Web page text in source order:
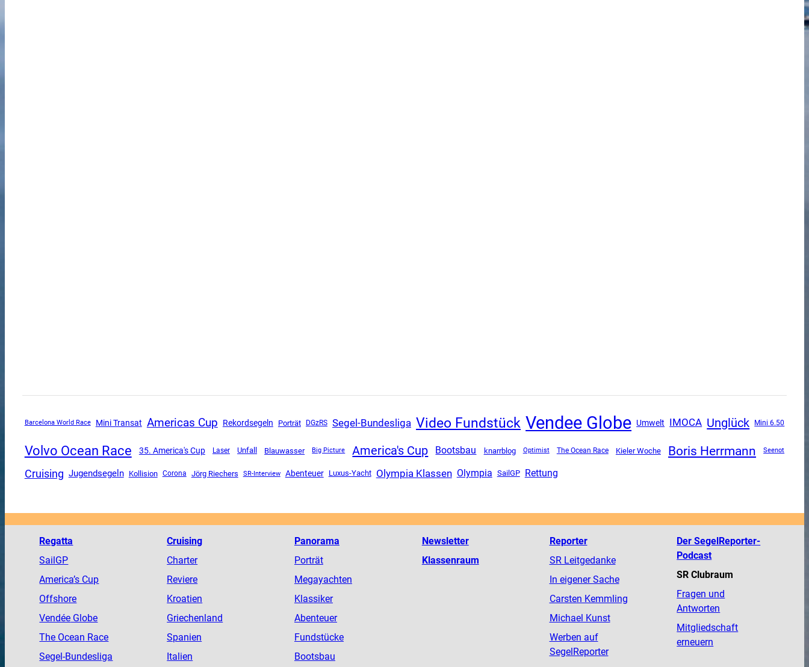
Barcelona World Race Mini Transat Americas Cup Rekordsegeln Porträt DGzRS Segel-Bundesliga Video Fundstück Vendee Globe Umwelt IMOCA Unglück Mini 6.50
Volvo Ocean Race 35. America's Cup Laser Unfall Blauwasser Big Picture America's Cup Bootsbau knarrblog Optimist The Ocean Race Kieler Woche Boris Herrmann Seenot
Cruising Jugendsegeln Kollision Corona Jörg Riechers SR-Interview Abenteuer Luxus-Yacht Olympia Klassen Olympia SailGP Rettung
Regatta
SailGP
America’s Cup
Offshore
Vendée Globe
The Ocean Race
Segel-Bundesliga
Cruising
Charter
Reviere
Kroatien
Griechenland
Spanien
Italien
Panorama
Porträt
Megayachten
Klassiker
Abenteuer
Fundstücke
Bootsbau
Newsletter
Klassenraum
Reporter
SR Leitgedanke
In eigener Sache
Carsten Kemmling
Michael Kunst
Werben auf
SegelReporter
Der SegelReporter-
Podcast
SR Clubraum
Fragen und
Antworten
Mitgliedschaft
erneuern